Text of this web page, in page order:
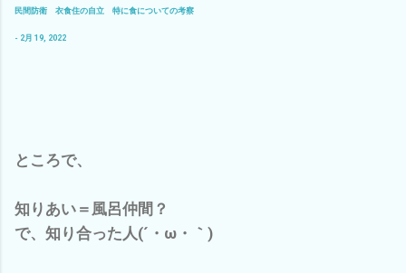
民間防衛 衣食住の自立 特に食についての考察
- 2月 19, 2022
ところで、
知りあい＝風呂仲間？
で、知り合った人(´・ω・｀)